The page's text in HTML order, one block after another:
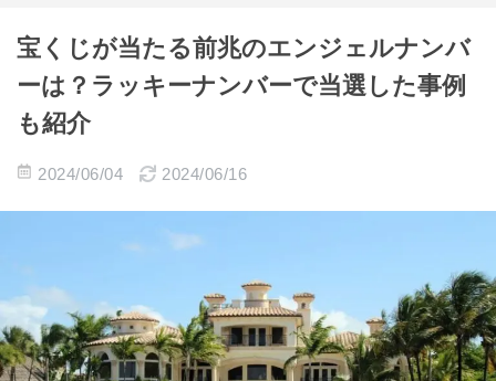
宝くじが当たる前兆のエンジェルナンバ
ーは？ラッキーナンバーで当選した事例
も紹介
2024/06/04 2024/06/16